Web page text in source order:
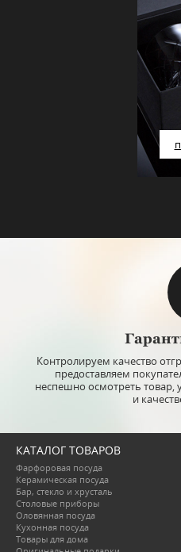
Контролируем качество
предоставляем
неспешно осмотреть товар,
и
КАТАЛОГ ТОВАРОВ
Фарфоровая посуда
Керамическая посуда
Бар, стекло и хрусталь
Столовые приборы
Оловянная посуда
Кухонная посуда
Товары для дома